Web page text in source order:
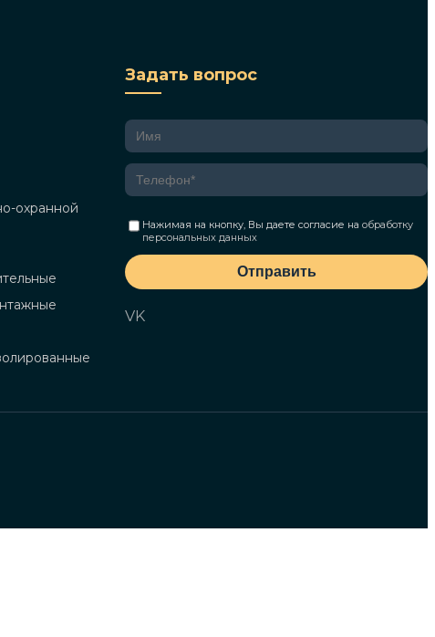
охранной
Задать вопрос
Нажимая на кнопку, Вы даете согласие на обработку
персональных данных
Отправить
VK